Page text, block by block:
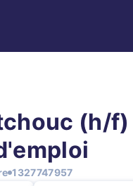
(h/f)
1327747957